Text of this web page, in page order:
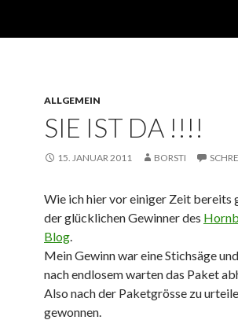
ALLGEMEIN
SIE IST DA !!!!
15. JANUAR 2011 BORSTI
Wie ich hier vor einiger Zeit bereits
der glücklichen Gewinner des
Blog.
Mein Gewinn war eine Stichsäge
nach endlosem warten das Paket
Also nach der Paketgrösse zu
gewonnen.